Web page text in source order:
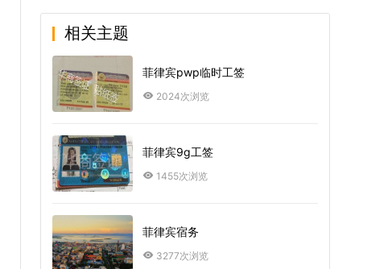
相关主题
菲律宾pwp临时工签
2024次浏览
菲律宾9g工签
1455次浏览
菲律宾宿务
3277次浏览